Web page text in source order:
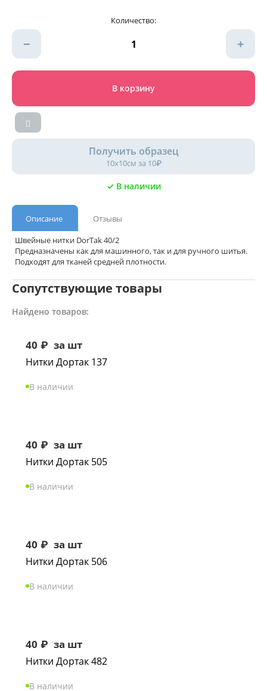
Количество:
+
−
В корзину
Получить образец
10х10см за 10₽
✓ В наличии
Описание
Отзывы
Швейные нитки DorTak 40/2
Предназначены как для машинного, так и для ручного шитья.
Подходят для тканей средней плотности.
Сопутствующие товары
Найдено товаров:
40 ₽ за шт
Нитки Дортак 137
В наличии
40 ₽ за шт
Нитки Дортак 505
В наличии
40 ₽ за шт
Нитки Дортак 506
В наличии
40 ₽ за шт
Нитки Дортак 482
В наличии